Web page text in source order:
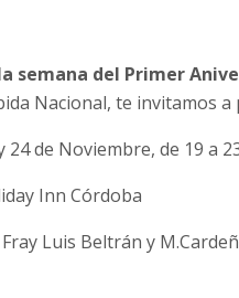
semana del Primer
Nacional, te invitamos
24 de Noviembre, de 19 a
Inn Córdoba
Luis Beltrán y